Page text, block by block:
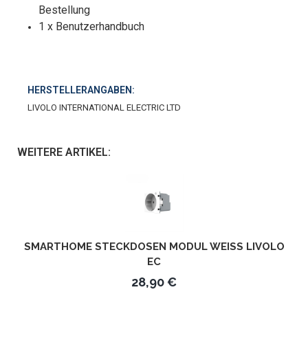
Bestellung
1 x Benutzerhandbuch
HERSTELLERANGABEN:
LIVOLO INTERNATIONAL ELECTRIC LTD
WEITERE ARTIKEL:
SMARTHOME STECKDOSEN MODUL WEISS LIVOLO E
C
28,90 €